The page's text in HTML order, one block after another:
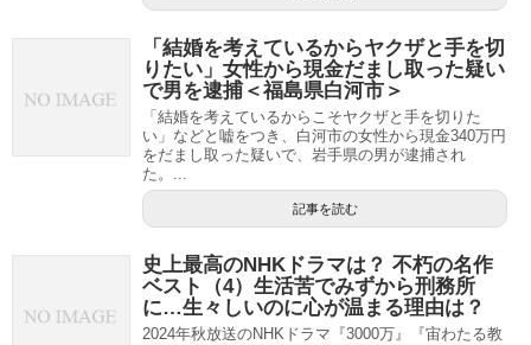
「結婚を考えているからヤクザと手を切
りたい」女性から現金だまし取った疑い
で男を逮捕＜福島県白河市＞
「結婚を考えているからこそヤクザと手を切りた
い」などと嘘をつき、白河市の女性から現金340万円
をだまし取った疑いで、岩手県の男が逮捕され
た。...
記事を読む
史上最高のNHKドラマは？ 不朽の名作
ベスト（4）生活苦でみずから刑務所
に…生々しいのに心が温まる理由は？
2024年秋放送のNHKドラマ『3000万』『宙わたる教